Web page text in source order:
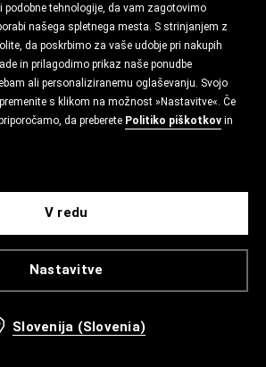
podobne tehnologije, da vam zagotovimo
našega spletnega mesta. S strinjanjem z
da poskrbimo za vaše udobje pri nakupih
in prilagodimo prikaz naše ponudbe
ali personaliziranemu oglaševanju. Svojo
s klikom na možnost »Nastavitve«. Če
da preberete Politiko piškotkov in
Nastavitve
V redu
Slovenija (Slovenia)